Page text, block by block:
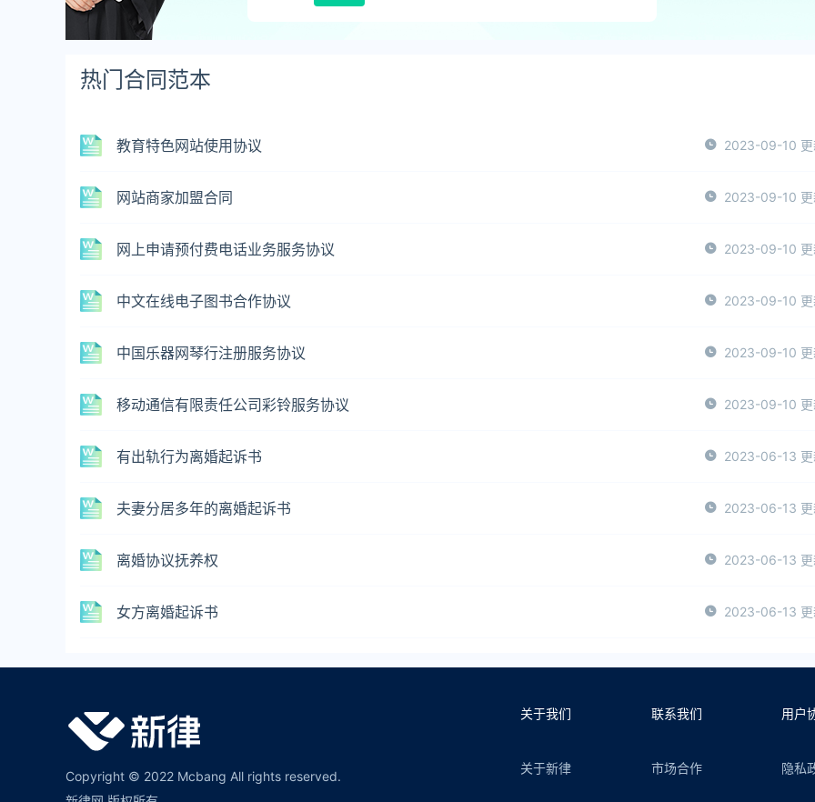
热门合同范本
教育特色网站使用协议 2023-09-10 更
网站商家加盟合同 2023-09-10 更
网上申请预付费电话业务服务协议 2023-09-10 更
中文在线电子图书合作协议 2023-09-10 更
中国乐器网琴行注册服务协议 2023-09-10 更
移动通信有限责任公司彩铃服务协议 2023-09-10 更
有出轨行为离婚起诉书 2023-06-13 更
夫妻分居多年的离婚起诉书 2023-06-13 更
离婚协议抚养权 2023-06-13 更
女方离婚起诉书 2023-06-13 更
Copyright © 2022 Mcbang All rights reserved.
关于我们
关于新律
联系我们
市场合作
用户
隐私